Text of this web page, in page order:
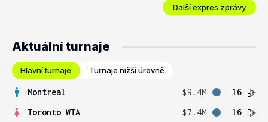
Další expres zprávy
Aktuální turnaje
Hlavní turnaje Turnaje nižší úrovně
Montreal $9.4M
16
Toronto WTA
$7.4M 16